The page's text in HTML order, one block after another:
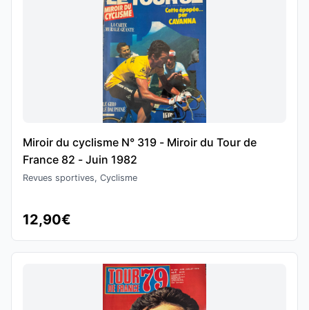
Miroir du cyclisme N° 319 - Miroir du Tour de
France 82 - Juin 1982
Revues sportives, Cyclisme
12,90€